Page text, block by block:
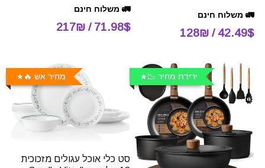
🚛 משלוח חינם
42.49$ / 128₪
🚛 משלוח חינם
71.98$ / 217₪
ירידת מחיר 📉 מחיר אש 🔥
סט כלי אוכל עגולים מזכוכית